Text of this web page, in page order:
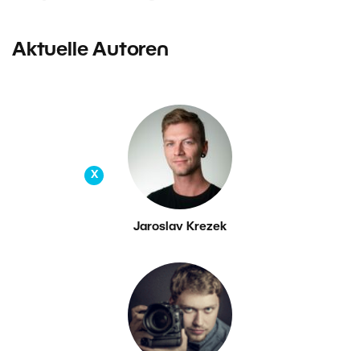
Aktuelle Autoren
X
Jaroslav Krezek